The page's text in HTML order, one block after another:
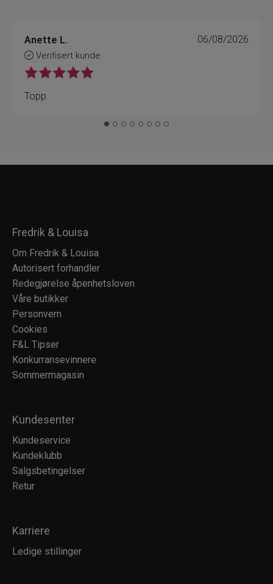
Anette L.
Verifisert kunde
06/08/2026
Topp
Fredrik & Louisa
Om Fredrik & Louisa
Autorisert forhandler
Redegjørelse åpenhetsloven
Våre butikker
Personvern
Cookies
F&L Tipser
Konkurransevinnere
Sommermagasin
Kundesenter
Kundeservice
Kundeklubb
Salgsbetingelser
Retur
Karriere
Ledige stillinger